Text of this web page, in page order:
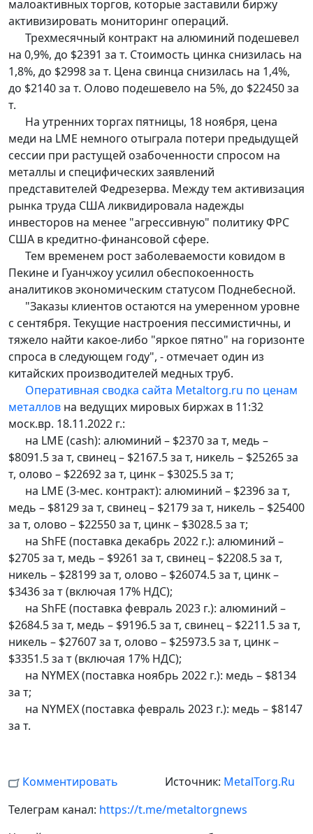
малоактивных торгов, которые заставили биржу
активизировать мониторинг операций.
Трехмесячный контракт на алюминий подешевел
на 0,9%, до $2391 за т. Стоимость цинка снизилась на
1,8%, до $2998 за т. Цена свинца снизилась на 1,4%,
до $2140 за т. Олово подешевело на 5%, до $22450 за
т.
На утренних торгах пятницы, 18 ноября, цена
меди на LME немного отыграла потери предыдущей
сессии при растущей озабоченности спросом на
металлы и специфических заявлений
представителей Федрезерва. Между тем активизация
рынка труда США ликвидировала надежды
инвесторов на менее "агрессивную" политику ФРС
США в кредитно-финансовой сфере.
Тем временем рост заболеваемости ковидом в
Пекине и Гуанчжоу усилил обеспокоенность
аналитиков экономическим статусом Поднебесной.
"Заказы клиентов остаются на умеренном уровне
с сентября. Текущие настроения пессимистичны, и
тяжело найти какое-либо "яркое пятно" на горизонте
спроса в следующем году", - отмечает один из
китайских производителей медных труб.
Оперативная сводка сайта Metaltorg.ru по ценам
металлов на ведущих мировых биржах в 11:32
моск.вр. 18.11.2022 г.:
на LME (cash): алюминий – $2370 за т, медь –
$8091.5 за т, свинец – $2167.5 за т, никель – $25265 за
т, олово – $22692 за т, цинк – $3025.5 за т;
на LME (3-мес. контракт): алюминий – $2396 за т,
медь – $8129 за т, свинец – $2179 за т, никель – $25400
за т, олово – $22550 за т, цинк – $3028.5 за т;
на ShFE (поставка декабрь 2022 г.): алюминий –
$2705 за т, медь – $9261 за т, свинец – $2208.5 за т,
никель – $28199 за т, олово – $26074.5 за т, цинк –
$3436 за т (включая 17% НДС);
на ShFE (поставка февраль 2023 г.): алюминий –
$2684.5 за т, медь – $9196.5 за т, свинец – $2211.5 за т,
никель – $27607 за т, олово – $25973.5 за т, цинк –
$3351.5 за т (включая 17% НДС);
на NYMEX (поставка ноябрь 2022 г.): медь – $8134
за т;
на NYMEX (поставка февраль 2023 г.): медь – $8147
за т.
Комментировать Источник: MetalTorg.Ru
Телеграм канал: https://t.me/metaltorgnews